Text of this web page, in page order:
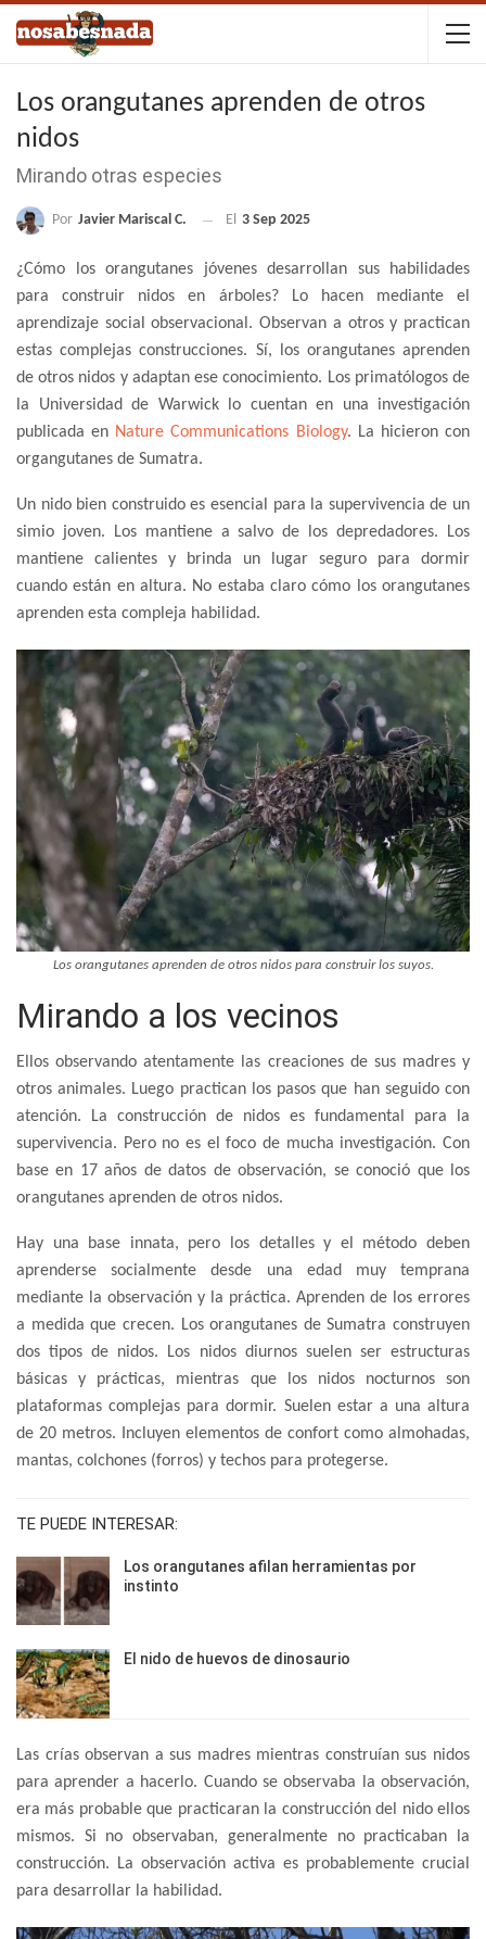
Los orangutanes aprenden de otros
nidos
Mirando otras especies
Por Javier Mariscal C. El 3 Sep 2025
¿Cómo los orangutanes jóvenes desarrollan sus habilidades
para construir nidos en árboles? Lo hacen mediante el
aprendizaje social observacional. Observan a otros y practican
estas complejas construcciones. Sí, los orangutanes aprenden
de otros nidos y adaptan ese conocimiento. Los primatólogos de
la Universidad de Warwick lo cuentan en una investigación
publicada en Nature Communications Biology. La hicieron con
organgutanes de Sumatra.
Un nido bien construido es esencial para la supervivencia de un
simio joven. Los mantiene a salvo de los depredadores. Los
mantiene calientes y brinda un lugar seguro para dormir
cuando están en altura. No estaba claro cómo los orangutanes
aprenden esta compleja habilidad.
Los orangutanes aprenden de otros nidos para construir los suyos.
Mirando a los vecinos
Ellos observando atentamente las creaciones de sus madres y
otros animales. Luego practican los pasos que han seguido con
atención. La construcción de nidos es fundamental para la
supervivencia. Pero no es el foco de mucha investigación. Con
base en 17 años de datos de observación, se conoció que los
orangutanes aprenden de otros nidos.
Hay una base innata, pero los detalles y el método deben
aprenderse socialmente desde una edad muy temprana
mediante la observación y la práctica. Aprenden de los errores
a medida que crecen. Los orangutanes de Sumatra construyen
dos tipos de nidos. Los nidos diurnos suelen ser estructuras
básicas y prácticas, mientras que los nidos nocturnos son
plataformas complejas para dormir. Suelen estar a una altura
de 20 metros. Incluyen elementos de confort como almohadas,
mantas, colchones (forros) y techos para protegerse.
TE PUEDE INTERESAR:
Los orangutanes afilan herramientas por
instinto
El nido de huevos de dinosaurio
Las crías observan a sus madres mientras construían sus nidos
para aprender a hacerlo. Cuando se observaba la observación,
era más probable que practicaran la construcción del nido ellos
mismos. Si no observaban, generalmente no practicaban la
construcción. La observación activa es probablemente crucial
para desarrollar la habilidad.